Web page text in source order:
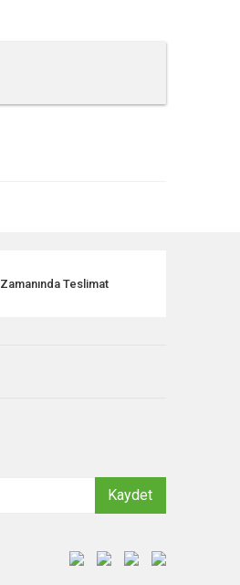
Zamanında Teslimat
Kaydet